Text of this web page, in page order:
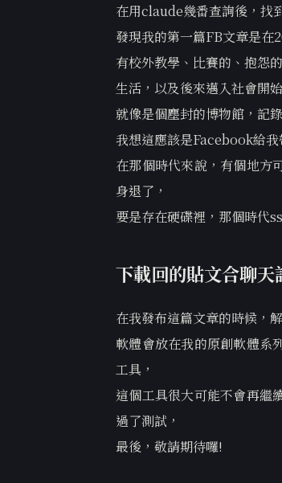
在用claude幾番查詢後，找
發現我的第一篇FB文章是在
有校外教學、比賽的、抱怨
生活，以及後來邁入社會開
就像是個塵封的博物館，記
我想這應該是Facebook給
在那個時代來說，有個地方
身退了，
要是存在硬碟裡，那個時代
下載回的貼文合聊天
在我發布這篇文章的時候，
軟體會放在我的原創軟體系
工具，
這個工具很大可能不會再繼
過了測試，
最後，敬請期待囉!